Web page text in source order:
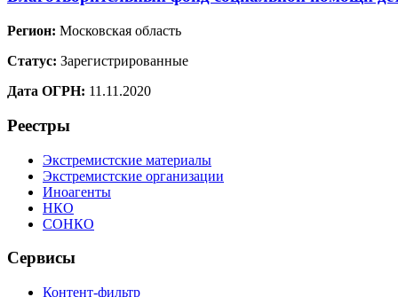
Регион: Московская область
Статус: Зарегистрированные
Дата ОГРН: 11.11.2020
Реестры
Экстремистские материалы
Экстремистские организации
Иноагенты
НКО
СОНКО
Сервисы
Контент-фильтр